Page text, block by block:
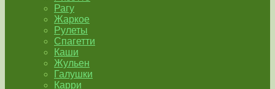
Рагу
Жаркое
Рулеты
Спагетти
Каши
Жульен
Галушки
Карри